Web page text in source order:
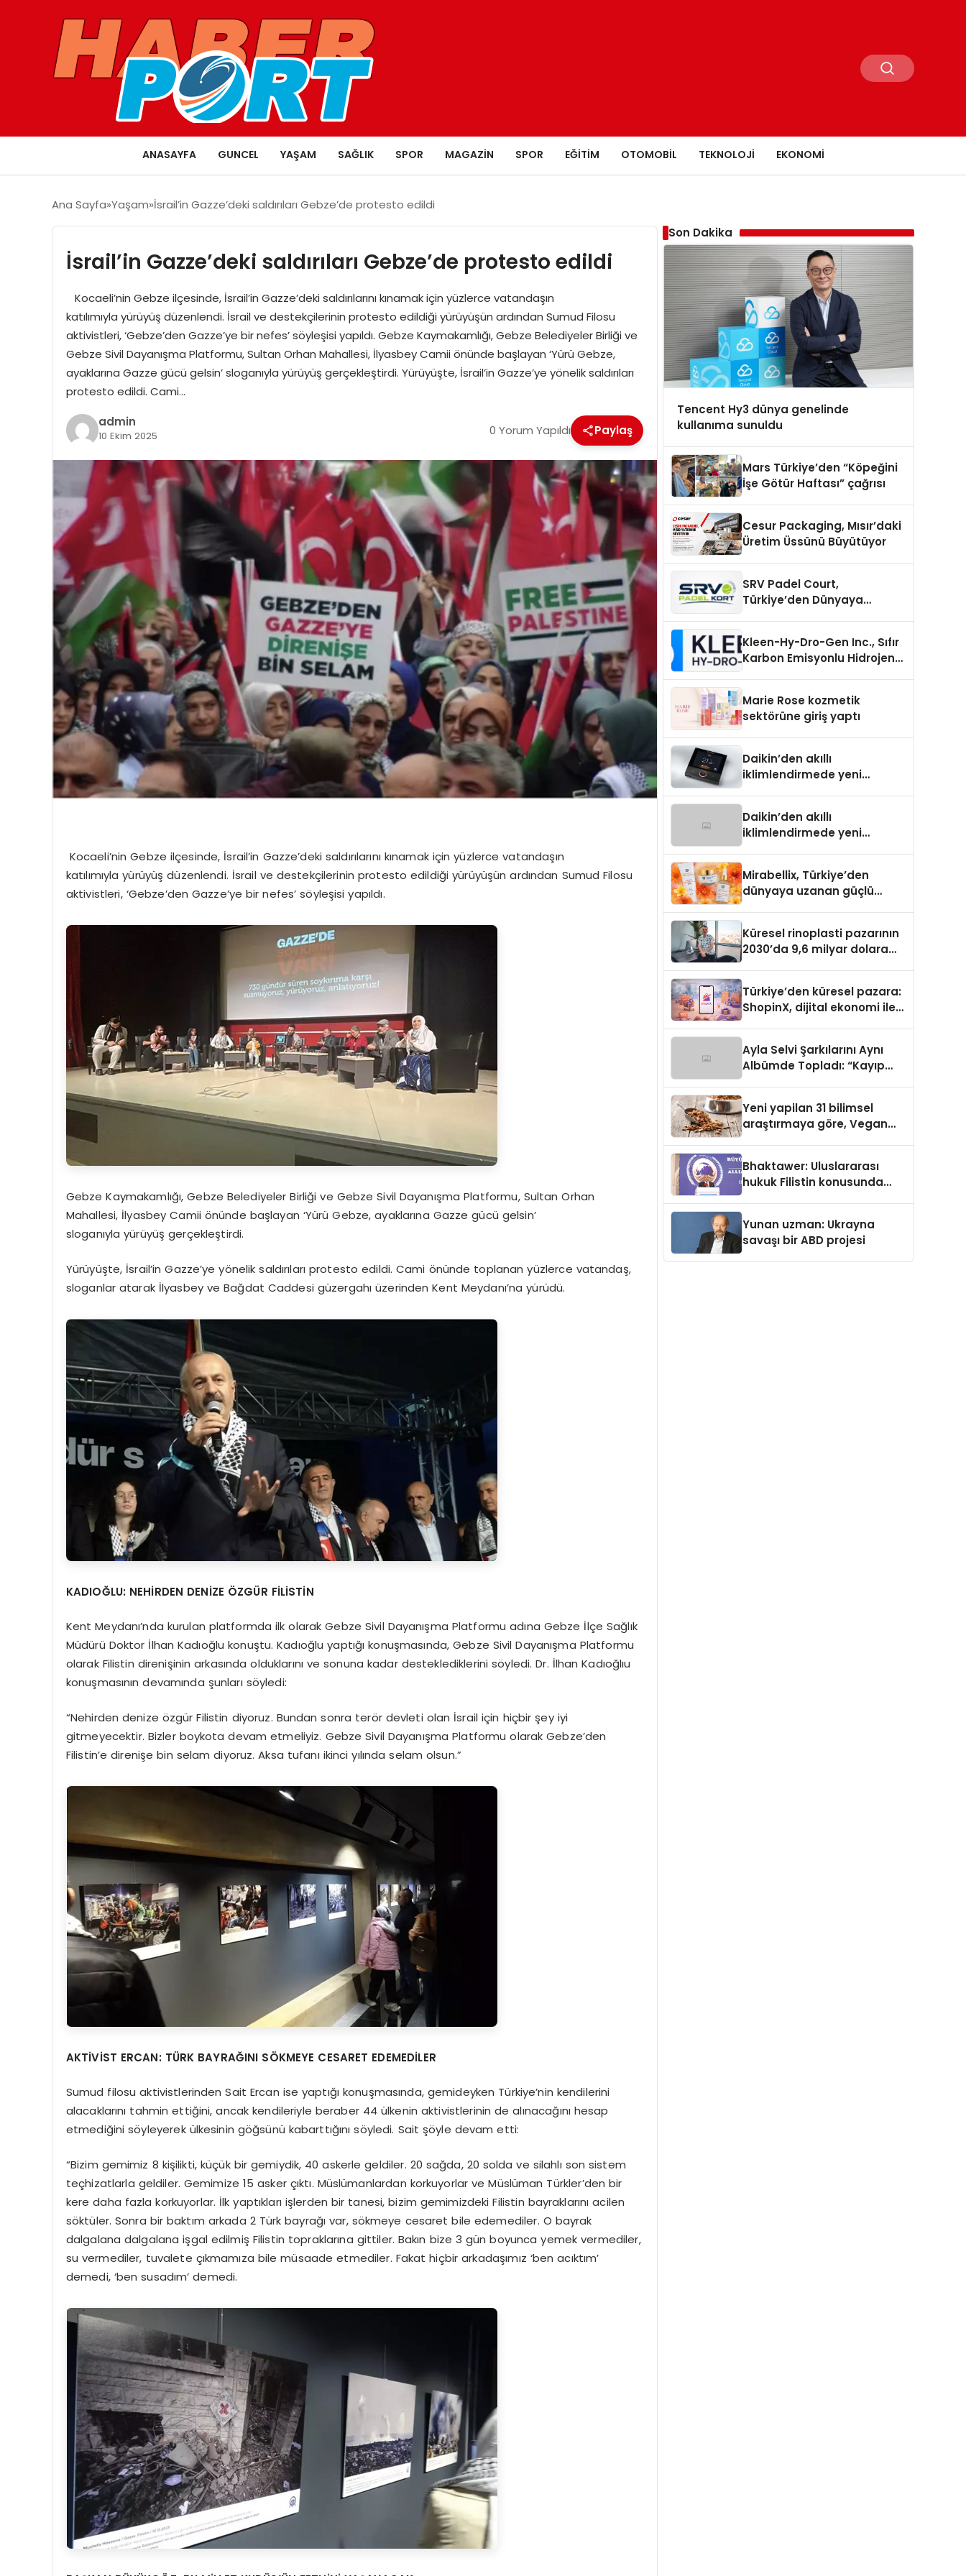
ANASAYFA GUNCEL YAŞAM SAĞLIK SPOR MAGAZIN SPOR EĞITIM OTOMOBIL TEKNOLOJI EKONOMI
Ana Sayfa Yaşam İsrail’in Gazze’deki saldırıları Gebze’de protesto edildi
İsrail’in Gazze’deki saldırıları Gebze’de protesto edildi
Kocaeli’nin Gebze ilçesinde, İsrail’in Gazze’deki saldırılarını kınamak için yüzlerce vatandaşın
katılımıyla yürüyüş düzenlendi. İsrail ve destekçilerinin protesto edildiği yürüyüşün ardından Sumud Filosu
aktivistleri, ‘Gebze’den Gazze’ye bir nefes’ söyleşisi yapıldı. Gebze Kaymakamlığı, Gebze Belediyeler Birliği ve
Gebze Sivil Dayanışma Platformu, Sultan Orhan Mahallesi, İlyasbey Camii önünde başlayan ‘Yürü Gebze,
ayaklarına Gazze gücü gelsin’ sloganıyla yürüyüş gerçekleştirdi. Yürüyüşte, İsrail’in Gazze’ye yönelik saldırıları
protesto edildi. Cami…
admin
10 Ekim 2025 0 Yorum Yapıldı Paylaş
Kocaeli’nin Gebze ilçesinde, İsrail’in Gazze’deki saldırılarını kınamak için yüzlerce vatandaşın
katılımıyla yürüyüş düzenlendi. İsrail ve destekçilerinin protesto edildiği yürüyüşün ardından Sumud Filosu
aktivistleri, ‘Gebze’den Gazze’ye bir nefes’ söyleşisi yapıldı.
Gebze Kaymakamlığı, Gebze Belediyeler Birliği ve Gebze Sivil Dayanışma Platformu, Sultan Orhan
Mahallesi, İlyasbey Camii önünde başlayan ‘Yürü Gebze, ayaklarına Gazze gücü gelsin’
sloganıyla yürüyüş gerçekleştirdi.
Yürüyüşte, İsrail’in Gazze’ye yönelik saldırıları protesto edildi. Cami önünde toplanan yüzlerce vatandaş,
sloganlar atarak İlyasbey ve Bağdat Caddesi güzergahı üzerinden Kent Meydanı’na yürüdü.
KADIOĞLU: NEHİRDEN DENİZE ÖZGÜR FİLİSTİN
Kent Meydanı’nda kurulan platformda ilk olarak Gebze Sivil Dayanışma Platformu adına Gebze İlçe Sağlık
Müdürü Doktor İlhan Kadıoğlu konuştu. Kadıoğlu yaptığı konuşmasında, Gebze Sivil Dayanışma Platformu
olarak Filistin direnişinin arkasında olduklarını ve sonuna kadar desteklediklerini söyledi. Dr. İlhan Kadıoğlıu
konuşmasının devamında şunları söyledi:
“Nehirden denize özgür Filistin diyoruz. Bundan sonra terör devleti olan İsrail için hiçbir şey iyi
gitmeyecektir. Bizler boykota devam etmeliyiz. Gebze Sivil Dayanışma Platformu olarak Gebze’den
Filistin’e direnişe bin selam diyoruz. Aksa tufanı ikinci yılında selam olsun.”
AKTİVİST ERCAN: TÜRK BAYRAĞINI SÖKMEYE CESARET EDEMEDİLER
Sumud filosu aktivistlerinden Sait Ercan ise yaptığı konuşmasında, gemideyken Türkiye’nin kendilerini
alacaklarını tahmin ettiğini, ancak kendileriyle beraber 44 ülkenin aktivistlerinin de alınacağını hesap
etmediğini söyleyerek ülkesinin göğsünü kabarttığını söyledi. Sait şöyle devam etti:
“Bizim gemimiz 8 kişilikti, küçük bir gemiydik, 40 askerle geldiler. 20 sağda, 20 solda ve silahlı son sistem
teçhizatlarla geldiler. Gemimize 15 asker çıktı. Müslümanlardan korkuyorlar ve Müslüman Türkler’den bir
kere daha fazla korkuyorlar. İlk yaptıkları işlerden bir tanesi, bizim gemimizdeki Filistin bayraklarını acilen
söktüler. Sonra bir baktım arkada 2 Türk bayrağı var, sökmeye cesaret bile edemediler. O bayrak
dalgalana dalgalana işgal edilmiş Filistin topraklarına gittiler. Bakın bize 3 gün boyunca yemek vermediler,
su vermediler, tuvalete çıkmamıza bile müsaade etmediler. Fakat hiçbir arkadaşımız ‘ben acıktım’
demedi, ‘ben susadım’ demedi.
Son Dakika
Tencent Hy3 dünya genelinde
kullanıma sunuldu
Mars Türkiye’den “Köpeğini
İşe Götür Haftası” çağrısı
Cesur Packaging, Mısır’daki
Üretim Üssünü Büyütüyor
SRV Padel Court,
Türkiye’den Dünyaya
Kleen-Hy-Dro-Gen Inc., Sıfır
Karbon Emisyonlu Hidrojen
Aldı
Marie Rose kozmetik
sektörüne giriş yaptı
Daikin’den akıllı
iklimlendirmede yeni
Daikin’den akıllı
iklimlendirmede yeni
Mirabellix, Türkiye’den
dünyaya uzanan güçlü
Küresel rinoplasti pazarının
2030’da 9,6 milyar dolara
Türkiye’den küresel pazara:
ShopinX, dijital ekonomi ile
Ayla Selvi Şarkılarını Aynı
Albümde Topladı: “Kayıp
Yeni yapilan 31 bilimsel
araştırmaya göre, Vegan
Sindirildiğini Ortaya Koydu
Bhaktawer: Uluslararası
hukuk Filistin konusunda
Yunan uzman: Ukrayna
savaşı bir ABD projesi